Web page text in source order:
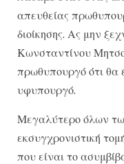
απευθείας
διοίκησης. Ας μην
Κωνσταντίνου
πρωθυπουργό ότι θα
υφυπουργό.
Μεγαλύτερο όλων
εκσυγχρονιστική
που είναι το